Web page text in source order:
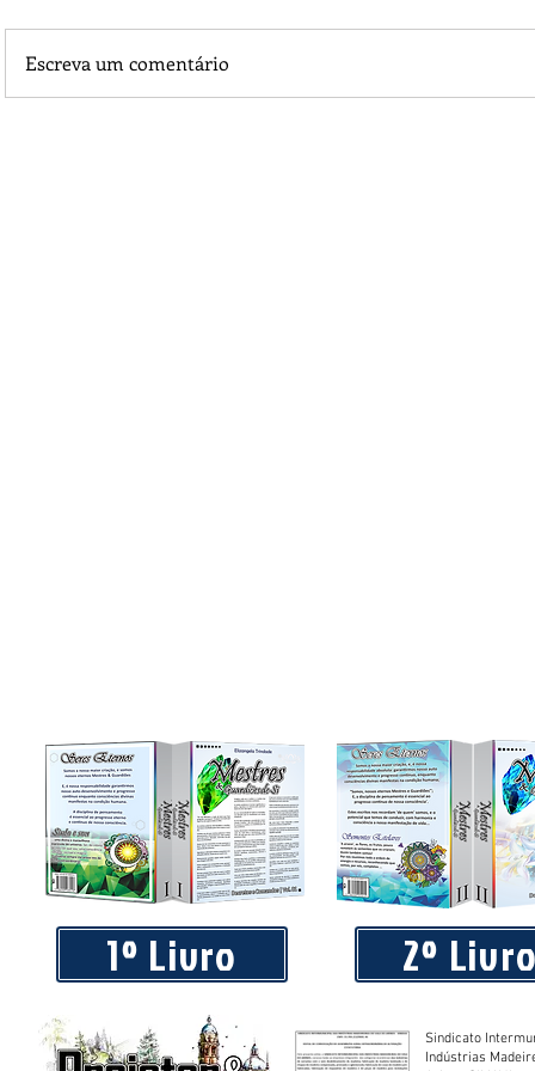
Escreva um comentário
1º Livro 2º
Sindicato
Indústrias